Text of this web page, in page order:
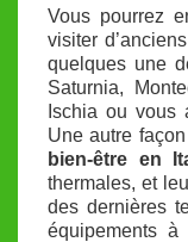
Vous pourrez
visiter
quelques une
Saturnia,
Ischia ou vous
Une autre
bien-être en
thermales, et
des dernières
équipements à